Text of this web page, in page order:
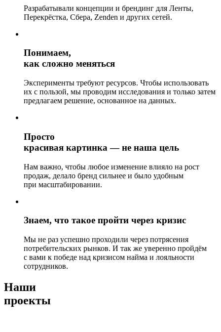
Разрабатывали концепции и брендинг для Ленты,
Перекрёстка, Сбера, Zenden и других сетей.
Понимаем,
как сложно меняться
Эксперименты требуют ресурсов. Чтобы использовать
их с пользой, мы проводим исследования и только затем
предлагаем решение, основанное на данных.
Просто
красивая картинка — не наша цель
Нам важно, чтобы любое изменение влияло на рост
продаж, делало бренд сильнее и было удобным
при масштабировании.
Знаем, что такое пройти через кризис
Мы не раз успешно проходили через потрясения
потребительских рынков. И так же уверенно пройдём
с вами к победе над кризисом найма и лояльности
сотрудников.
Наши
проекты